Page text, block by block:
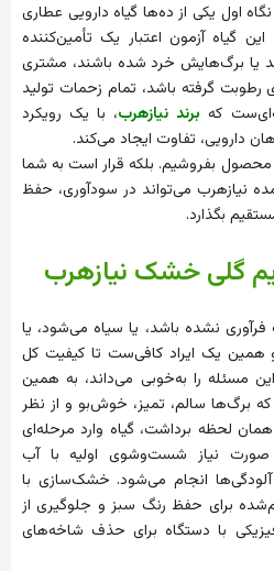
اول یکی از ده‌ها گیاه دارویی عطاری
این گیاه آزمون اعتبار یک تأمین‌کننده
برگ‌هایش خرد شده باشند، مشتری
رطوبت گرفته باشد، تمام زحمات تولید
که برند نیازهرب، با یک رویکرد
دارویی، تفاوت ایجاد می‌کند.
بفروشیم. بلکه قرار است به شما
نیازهرب می‌تواند در سودآوری، حفظ
بگذارد.
گلی خشک نیازهرب
نشده باشد، یا سیاه می‌شود، یا
همین یک ایراد کافی‌ست تا کیفیت کل
مسئله را به‌خوبی می‌داند، به همین
که برگ‌ها سالم، تمیز، خوش‌بو و از نظر
لحظه برداشت، گیاه وارد مرحله‌ای
صورت نیاز شست‌وشوی اولیه با آب
انجام می‌شود. خشک‌سازی با
برای حفظ رنگ سبز و جلوگیری از
با دستگاه برای حذف شاخه‌های